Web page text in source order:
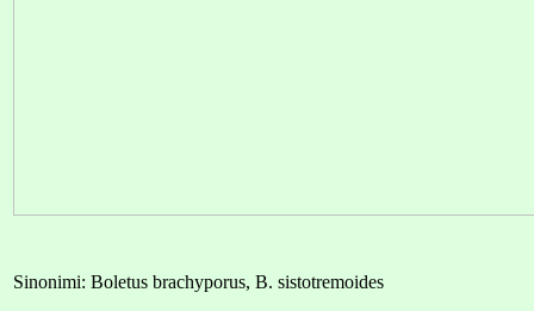
Sinonimi: Boletus brachyporus, B. sistotremoides